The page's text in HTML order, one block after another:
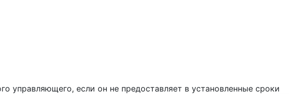
управляющего, если он не предоставляет в установленные сроки